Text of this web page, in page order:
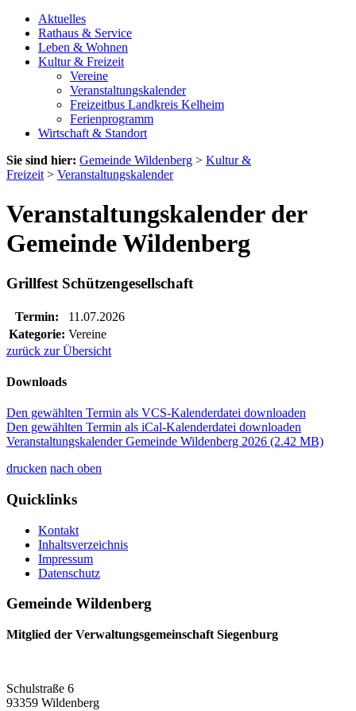
Aktuelles
Rathaus & Service
Leben & Wohnen
Kultur & Freizeit
Vereine
Veranstaltungskalender
Freizeitbus Landkreis Kelheim
Ferienprogramm
Wirtschaft & Standort
Sie sind hier: Gemeinde Wildenberg > Kultur &
Freizeit > Veranstaltungskalender
Veranstaltungskalender der
Gemeinde Wildenberg
Grillfest Schützengesellschaft
Termin:
11.07.2026
Kategorie: Vereine
zurück zur Übersicht
Downloads
Den gewählten Termin als VCS-Kalenderdatei downloaden
Den gewählten Termin als iCal-Kalenderdatei downloaden
Veranstaltungskalender Gemeinde Wildenberg 2026 (2.42 MB)
drucken nach oben
Quicklinks
Kontakt
Inhaltsverzeichnis
Impressum
Datenschutz
Gemeinde Wildenberg
Mitglied der Verwaltungsgemeinschaft Siegenburg
Schulstraße 6
93359 Wildenberg